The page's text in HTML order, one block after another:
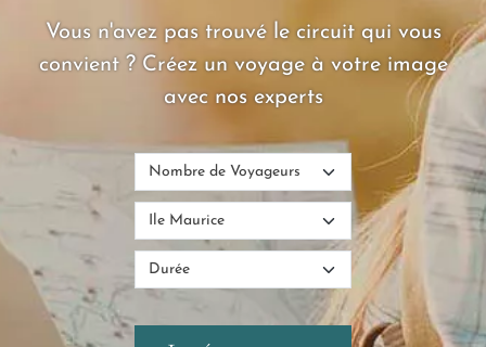
Vous n'avez pas trouvé le circuit qui vous
convient ? Créez un voyage à votre image
avec nos experts